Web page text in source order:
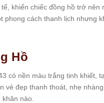
khiến chiếc đồng hồ trở
cách thanh lịch nhưng
Hồ
có nền màu trắng tinh
vẻ đẹp thanh thoát, nhẹ
nào.